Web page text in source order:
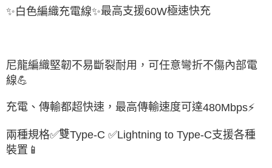
✨白色編織充電線✨最高支援60W極速快充
尼龍編織堅韌不易斷裂耐用，可任意彎折不傷內部電
線💪
充電、傳輸都超快速，最高傳輸速度可達480Mbps⚡
兩種規格✅雙Type-C ✅Lightning to Type-C支援各種
裝置 📱